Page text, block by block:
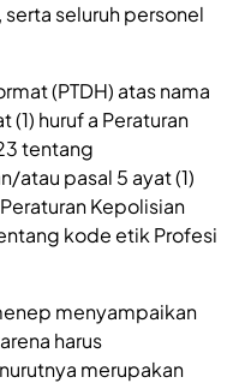
seluruh personel
(PTDH) atas nama
(1) huruf a Peraturan
tentang
atau pasal 5 ayat (1)
Kepolisian
kode etik Profesi
menyampaikan
harus
merupakan